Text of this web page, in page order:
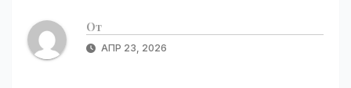
От
АПР 23, 2026